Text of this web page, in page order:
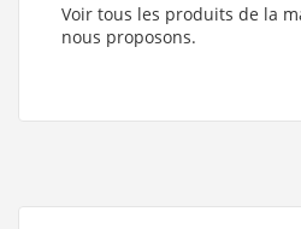
Voir tous les produits de la
nous proposons.